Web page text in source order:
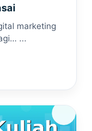
marketing
...